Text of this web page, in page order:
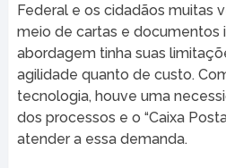
Federal e os cidadãos muitas
meio de cartas e documentos
abordagem tinha suas
agilidade quanto de custo.
tecnologia, houve uma
dos processos e o “Caixa
atender a essa demanda.